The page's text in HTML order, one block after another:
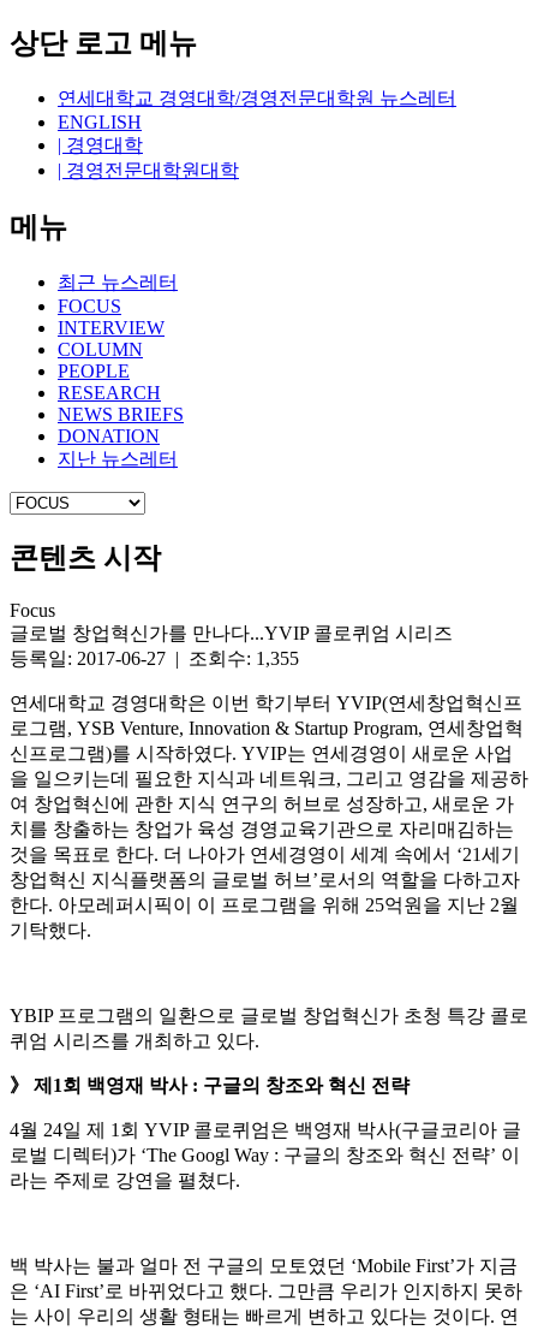
상단 로고 메뉴
연세대학교 경영대학/경영전문대학원 뉴스레터
ENGLISH
| 경영대학
| 경영전문대학원대학
메뉴
최근 뉴스레터
FOCUS
INTERVIEW
COLUMN
PEOPLE
RESEARCH
NEWS BRIEFS
DONATION
지난 뉴스레터
콘텐츠 시작
Focus
글로벌 창업혁신가를 만나다...YVIP 콜로퀴엄 시리즈
등록일: 2017-06-27 | 조회수: 1,355
연세대학교 경영대학은 이번 학기부터 YVIP(연세창업혁신프
로그램, YSB Venture, Innovation & Startup Program, 연세창업혁
신프로그램)를 시작하였다. YVIP는 연세경영이 새로운 사업
을 일으키는데 필요한 지식과 네트워크, 그리고 영감을 제공하
여 창업혁신에 관한 지식 연구의 허브로 성장하고, 새로운 가
치를 창출하는 창업가 육성 경영교육기관으로 자리매김하는
것을 목표로 한다. 더 나아가 연세경영이 세계 속에서 ‘21세기
창업혁신 지식플랫폼의 글로벌 허브’로서의 역할을 다하고자
한다. 아모레퍼시픽이 이 프로그램을 위해 25억원을 지난 2월
기탁했다.
YBIP 프로그램의 일환으로 글로벌 창업혁신가 초청 특강 콜로
퀴엄 시리즈를 개최하고 있다.
》 제1회 백영재 박사 : 구글의 창조와 혁신 전략
4월 24일 제 1회 YVIP 콜로퀴엄은 백영재 박사(구글코리아 글
로벌 디렉터)가 ‘The Googl Way : 구글의 창조와 혁신 전략’ 이
라는 주제로 강연을 펼쳤다.
백 박사는 불과 얼마 전 구글의 모토였던 ‘Mobile First’가 지금
은 ‘AI First’로 바뀌었다고 했다. 그만큼 우리가 인지하지 못하
는 사이 우리의 생활 형태는 빠르게 변하고 있다는 것이다. 연